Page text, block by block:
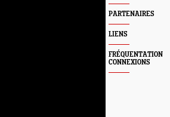
PARTENAIRES
LIENS
FRÉQUENTATION
CONNEXIONS